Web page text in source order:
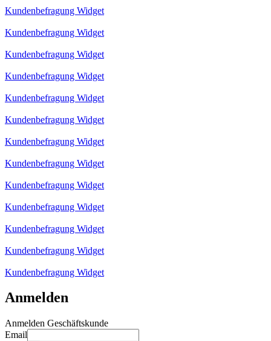
Kundenbefragung Widget
Kundenbefragung Widget
Kundenbefragung Widget
Kundenbefragung Widget
Kundenbefragung Widget
Kundenbefragung Widget
Kundenbefragung Widget
Kundenbefragung Widget
Kundenbefragung Widget
Kundenbefragung Widget
Kundenbefragung Widget
Kundenbefragung Widget
Kundenbefragung Widget
Anmelden
Anmelden Geschäftskunde
Email